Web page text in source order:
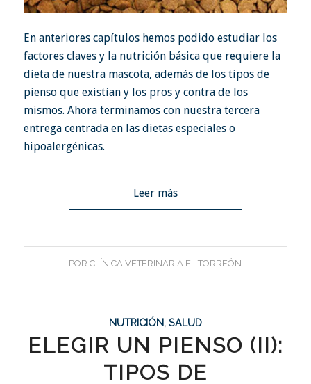
En anteriores capítulos hemos podido estudiar los
factores claves y la nutrición básicaque requiere la
dieta de nuestra mascota, además de los tipos de
piensoque existían y los pros y contra de los
mismos. Ahora terminamos con nuestra tercera
entrega centrada en las dietas especiales o
hipoalergénicas.
Leer más
PORCLÍNICA VETERINARIA EL TORREÓN
NUTRICIÓN, SALUD
ELEGIR UN PIENSO (II):
TIPOS DE